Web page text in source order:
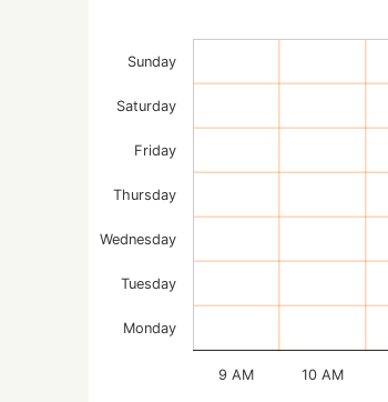
9 AM 10 AM
Monday
Tuesday
Wednesday
Thursday
Friday
Saturday
Sunday